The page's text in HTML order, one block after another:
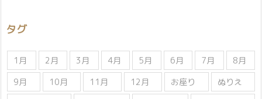
ー
タグ
1月 2月 3月 4月 5月 6月 7月
8月
9月
10月 11月 12月 お座り
ぬりえ